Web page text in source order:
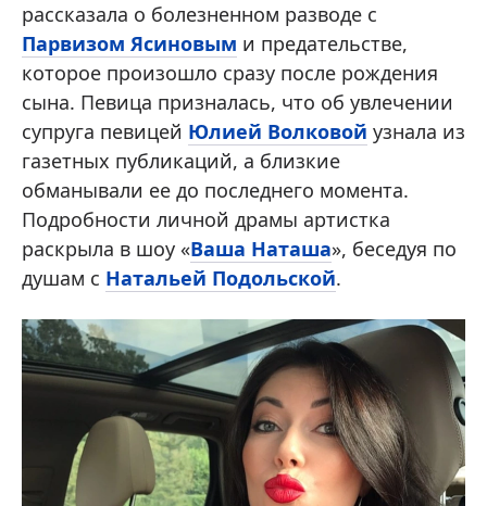
рассказала о болезненном разводе с
Парвизом Ясиновым и предательстве,
которое произошло сразу после рождения
сына. Певица призналась, что об увлечении
супруга певицей Юлией Волковой узнала из
газетных публикаций, а близкие
обманывали ее до последнего момента.
Подробности личной драмы артистка
раскрыла в шоу «Ваша Наташа», беседуя по
душам с Натальей Подольской.